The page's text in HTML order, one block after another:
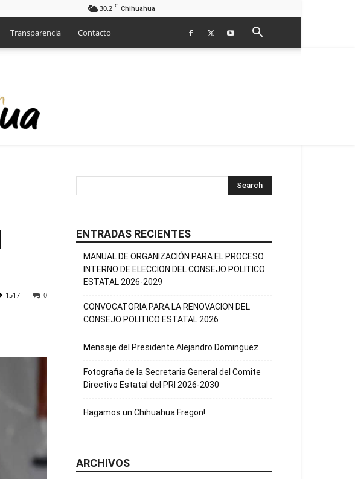
30.2 C Chihuahua
Transparencia Contacto
0
1517
ENTRADAS RECIENTES
MANUAL DE ORGANIZACIÓN PARA EL PROCESO
INTERNO DE ELECCION DEL CONSEJO POLITICO
ESTATAL 2026-2029
CONVOCATORIA PARA LA RENOVACION DEL
CONSEJO POLITICO ESTATAL 2026
Mensaje del Presidente Alejandro Dominguez
Fotografia de la Secretaria General del Comite
Directivo Estatal del PRI 2026-2030
Hagamos un Chihuahua Fregon!
ARCHIVOS